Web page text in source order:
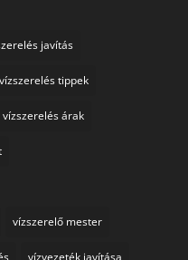
javítás
vízszerelés tippek
vízszerelés árak
vízszerelő mester
vízvezeték javítása